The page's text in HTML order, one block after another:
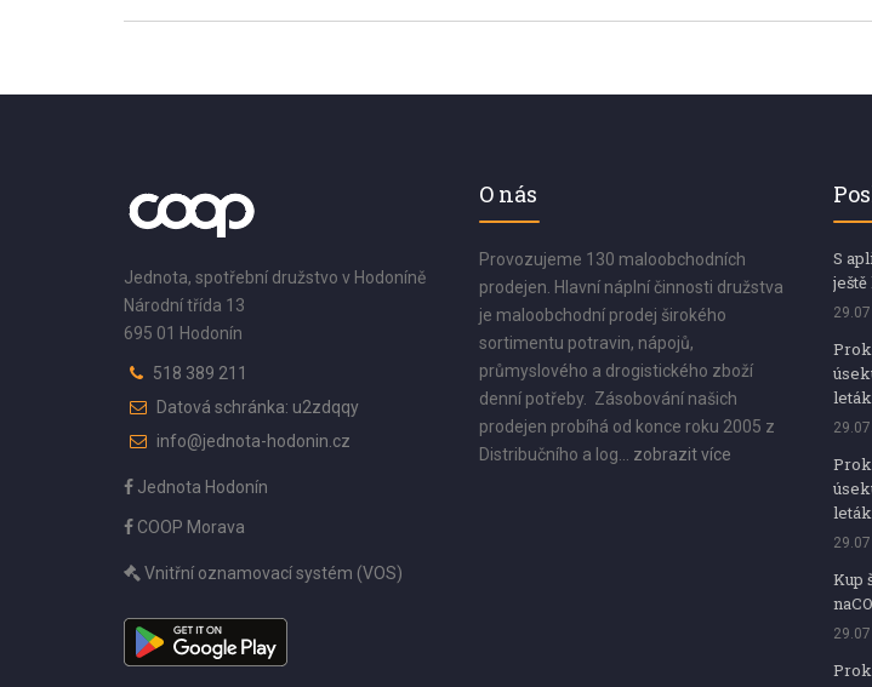
Jednota, spotřební družstvo v Hodoníně
Národní třída 13
695 01 Hodonín
518 389 211
Datová schránka: u2zdqqy
info@jednota-hodonin.cz
Jednota Hodonín
COOP Morava
Vnitřní oznamovací systém (VOS)
O nás
Provozujeme 130 maloobchodních
prodejen. Hlavní náplní činnosti družstva
je maloobchodní prodej širokého
sortimentu potravin, nápojů,
průmyslového a drogistického zboží
denní potřeby. Zásobování našich
prodejen probíhá od konce roku 2005 z
Distribučního a log... zobrazit více
S
29.07
29.07
29.07
Kup
29.07